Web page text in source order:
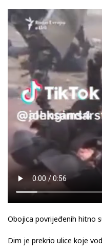
Obojica povrijeđenih hitno
Dim je prekrio ulice koje